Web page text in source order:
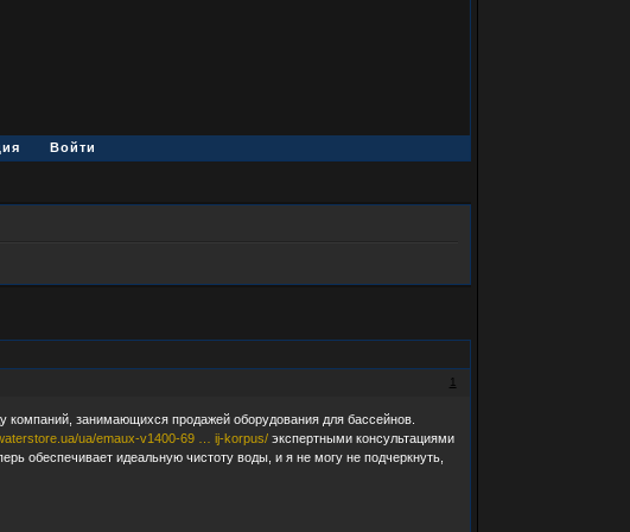
Войти
1
компаний, занимающихся продажей оборудования для бассейнов.
ua/emaux-v1400-69 … ij-korpus/ экспертными консультациями
обеспечивает идеальную чистоту воды, и я не могу не подчеркнуть,